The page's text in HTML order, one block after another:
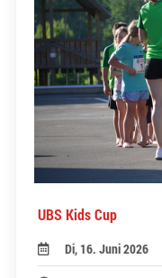
UBS Kids Cup
Di, 16. Juni 2026